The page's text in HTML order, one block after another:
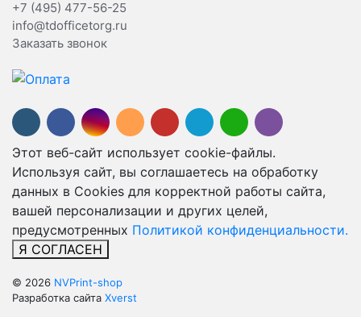
+7 (495) 477-56-25
info@tdofficetorg.ru
Заказать звонок
Этот веб-сайт использует cookie-файлы.
Используя сайт, вы соглашаетесь на обработку
данных в Cookies для корректной работы сайта,
вашей персонализации и других целей,
предусмотренных Политикой конфиденциальности.
Я СОГЛАСЕН
© 2026 NVPrint-shop
Разработка сайта Xverst